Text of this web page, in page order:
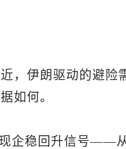
，伊朗驱动的避险
如何。
企稳回升信号——